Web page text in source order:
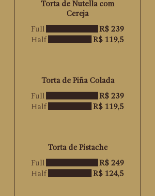
Torta de Nutella com
Cereja
Full
R$ 239
Half
R$ 119,5
Torta de Piña Colada
Full
R$ 239
Half
R$ 119,5
Torta de Pistache
Full
R$ 249
Half
R$ 124,5